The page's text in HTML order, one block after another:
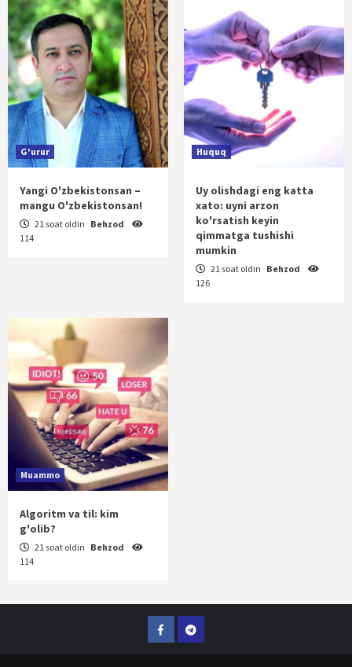
G'urur
Yangi O'zbekistonsan –
mangu O'zbekistonsan!
21 soat oldin Behzod
114
Huquq
Uy olishdagi eng katta
xato: uyni arzon
ko'rsatish keyin
qimmatga tushishi
mumkin
21 soat oldin Behzod
126
Muammo
Algoritm va til: kim
g'olib?
21 soat oldin Behzod
114
FacebookTelegram